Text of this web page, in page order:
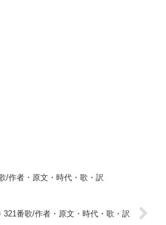
/作者・原文・時代・歌・訳
321番歌/作者・原文・時代・歌・訳